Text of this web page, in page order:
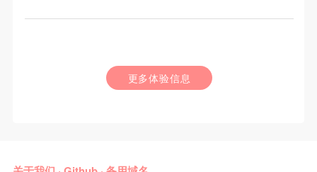
更多体验信息